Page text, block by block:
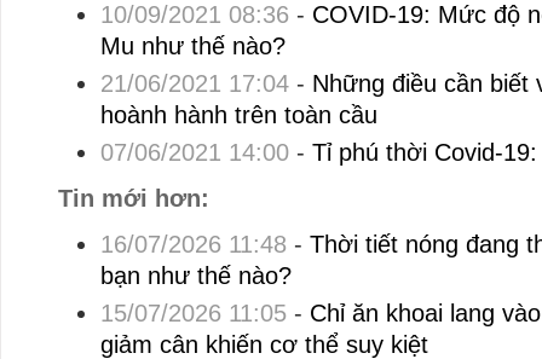
10/09/2021 08:36 - COVID-19: Mức độ
Mu như thế nào?
21/06/2021 17:04- Những điều cần biết
hoành hành trên toàn cầu
07/06/2021 14:00- Tỉ phú thời Covid-
Tin mới hơn:
16/07/2026 11:48 - Thời tiết nóng đang
bạn như thế nào?
15/07/2026 11:05- Chỉ ăn khoai lang
giảm cân khiến cơ thể suy kiệt